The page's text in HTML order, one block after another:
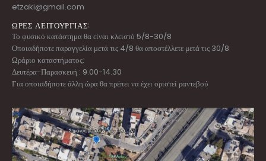
etzaki@gmail.com
ΩΡΕΣ ΛΕΙΤΟΥΡΓΙΑΣ:
Το φυσικό κατάστημα θα είναι κλειστό 5/8-30/8
Οποιαδήποτε παραγγελία μετά τις 4/8 θα αποστέλλετε μετά τις 30/8
Ωράριο καταστήματος:
Δευτέρα-Παρασκευή : 9.00-14.30
Για οποιαδήποτε άλλη ώρα θα πρέπει να έχει οριστεί ραντεβού